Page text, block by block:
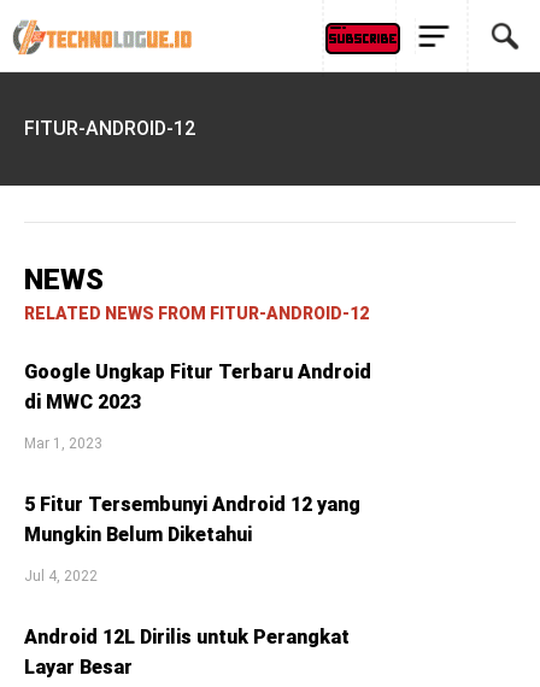
FITUR-ANDROID-12
NEWS
RELATED NEWS FROM FITUR-ANDROID-12
Google Ungkap Fitur Terbaru Android
di MWC 2023
Mar 1, 2023
5 Fitur Tersembunyi Android 12 yang
Mungkin Belum Diketahui
Jul 4, 2022
Android 12L Dirilis untuk Perangkat
Layar Besar